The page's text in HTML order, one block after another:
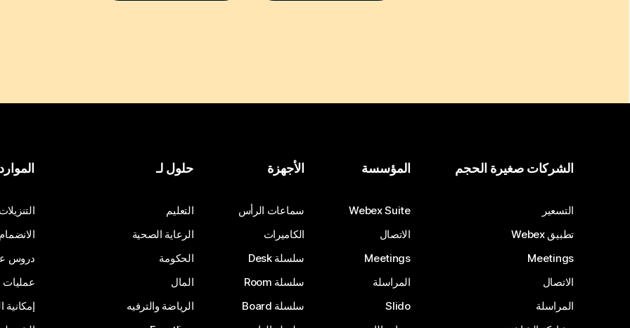
الشركات صغيرة الحجم
التسعير
تطبيق Webex
Meetings
الاتصال
المراسلة
المؤسسة
Webex Suite
الاتصال
Meetings
المراسلة
Slido
الأجهزة
سماعات الرأس
الكاميرات
سلسلة Desk
سلسلة Room
سلسلة Board
حلول لـ
التعليم
الرعاية الصحية
الحكومة
المال
الرياضة والترفيه
الموارد
التنزيلات
دروس
عمليات